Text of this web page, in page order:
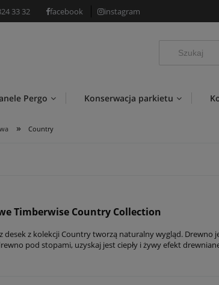
33 32 facebook instagram
Pergo Konserwacja parkietu
» Country
Timberwise Country Collection
desek z kolekcji Country tworzą naturalny wygląd. Drewno
pod stopami, uzyskaj jest ciepły i żywy efekt